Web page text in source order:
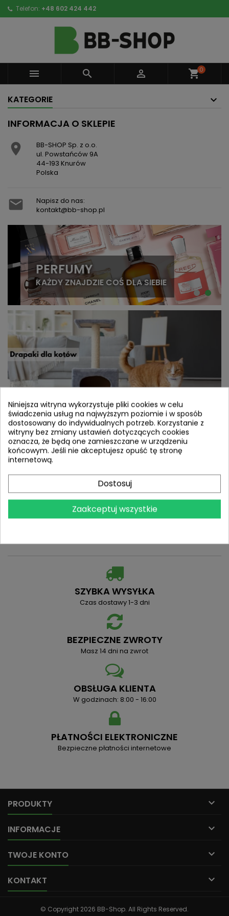
Telefon: +48 602 424 442
   shopping_cart0
KATEGORIE
INFORMACJA O SKLEPIE

BB-SHOP Sp. z o.o.
ul. Powstańców 9A
44-193 Knurów
Polska

Napisz do nas:
kontakt@bb-shop.pl
PERFUMY
KAŻDY ZNAJDZIE COŚ DLA SIEBIE
SZYBKA WYSYŁKA
Czas dostawy 1-3 dni
BEZPIECZNE ZWROTY
Masz 14 dni na zwrot
OBSŁUGA KLIENTA
W godzinach: 8:00 - 16:00
PŁATNOŚCI ELEKTRONICZNE
Bezpieczne płatności internetowe
PRODUKTY 
INFORMACJE 
TWOJE KONTO 
KONTAKT 
© Copyright 2026 BB-Shop. All Rights Reserved.
Niniejsza witryna wykorzystuje pliki cookies w celu
świadczenia usług na najwyższym poziomie i w sposób
dostosowany do indywidualnych potrzeb. Korzystanie z
witryny bez zmiany ustawień dotyczących cookies
oznacza, że będą one zamieszczane w urządzeniu
końcowym. Jeśli nie akceptujesz opuść tę stronę
internetową.
Dostosuj
Zaakceptuj wszystkie